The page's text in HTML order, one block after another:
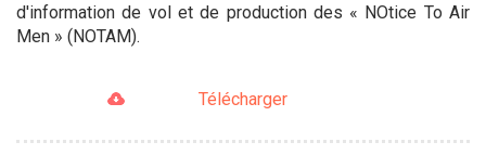
d'information de vol et de production des « NOtice To Air
Men » (NOTAM).
Télécharger